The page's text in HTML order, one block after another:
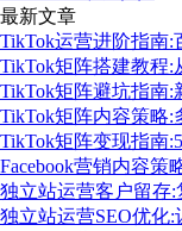
最新文章
TikTok运营进阶指南:
TikTok矩阵搭建教程:
TikTok矩阵避坑指南
TikTok矩阵内容策略
TikTok矩阵变现指南
Facebook营销内容策
独立站运营客户留存:
独立站运营SEO优化